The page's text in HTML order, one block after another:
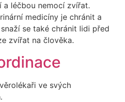
a léčbou nemocí zvířat.
medicíny je chránit a
se také chránit lidi před
zvířat na člověka.
ve svých